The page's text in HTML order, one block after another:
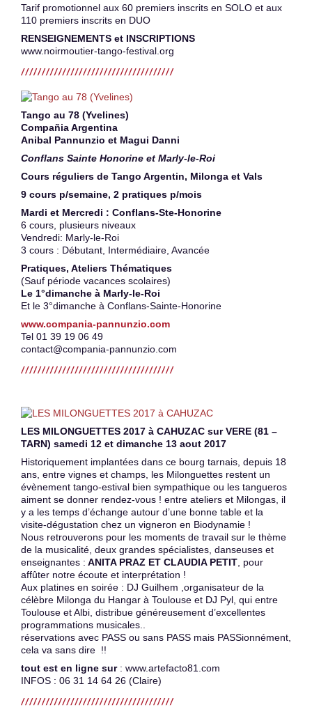
Tarif promotionnel aux 60 premiers inscrits en SOLO et aux
110 premiers inscrits en DUO
RENSEIGNEMENTS et INSCRIPTIONS
www.noirmoutier-tango-festival.org
Tango au 78 (Yvelines)
Compañia Argentina
Anibal Pannunzio et Magui Danni
Conflans Sainte Honorine et Marly-le-Roi
Cours réguliers de Tango Argentin, Milonga et Vals
9 cours p/semaine, 2 pratiques p/mois
Mardi et Mercredi : Conflans-Ste-Honorine
6 cours, plusieurs niveaux
Vendredi: Marly-le-Roi
3 cours : Débutant, Intermédiaire, Avancée
Pratiques, Ateliers Thématiques
(Sauf période vacances scolaires)
Le 1°dimanche à Marly-le-Roi
Et le 3°dimanche à Conflans-Sainte-Honorine
www.compania-pannunzio.com
Tel 01 39 19 06 49
contact@compania-pannunzio.com
LES MILONGUETTES 2017 à CAHUZAC sur VERE (81 –
TARN) samedi 12 et dimanche 13 aout 2017
Historiquement implantées dans ce bourg tarnais, depuis 18
ans, entre vignes et champs, les Milonguettes restent un
évènement tango-estival bien sympathique ou les tangueros
aiment se donner rendez-vous ! entre ateliers et Milongas, il
y a les temps d’échange autour d’une bonne table et la
visite-dégustation chez un vigneron en Biodynamie !
Nous retrouverons pour les moments de travail sur le thème
de la musicalité, deux grandes spécialistes, danseuses et
enseignantes : ANITA PRAZ ET CLAUDIA PETIT , pour
affûter notre écoute et interprétation !
Aux platines en soirée : DJ Guilhem ,organisateur de la
célèbre Milonga du Hangar à Toulouse et DJ Pyl, qui entre
Toulouse et Albi, distribue généreusement d’excellentes
programmations musicales..
réservations avec PASS ou sans PASS mais PASSionnément,
cela va sans dire !!
tout est en ligne sur: www.artefacto81.com
INFOS : 06 31 14 64 26 (Claire)